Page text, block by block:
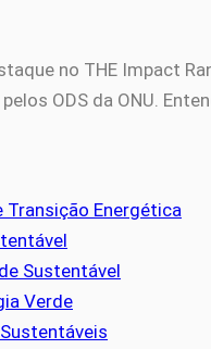
no THE Impact
ODS da ONU.
Transição Energética
Sustentável
Verde